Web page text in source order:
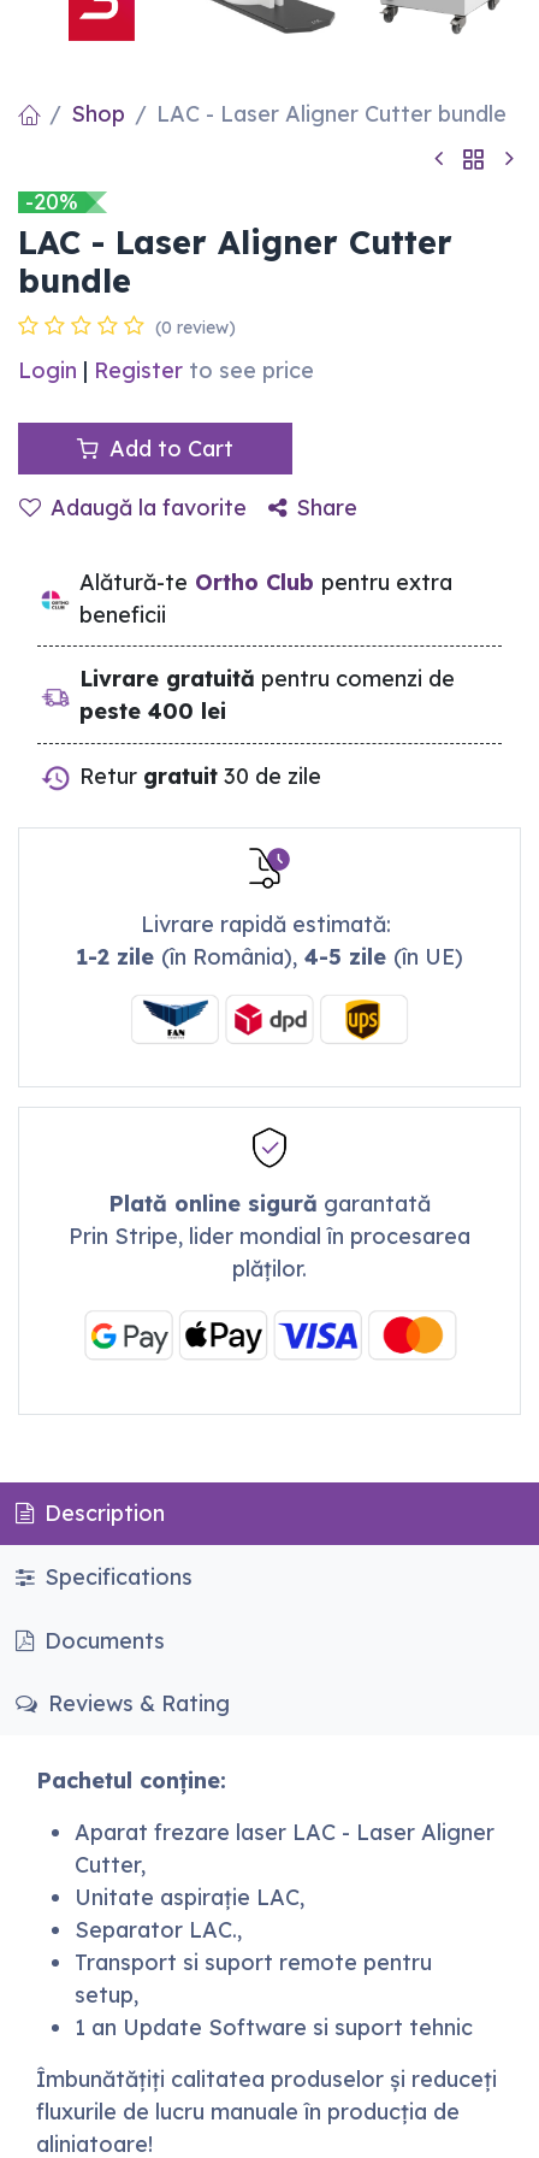
Shop LAC - Laser Aligner Cutter bundle
-20%
LAC - Laser Aligner Cutter
bundle
(0 review)
Login | Register to see price
Add to Cart
Adaugă la favorite Share
Alătură-te Ortho Club pentru extra
beneficii
Livrare gratuită pentru comenzi de
peste 400 lei
Retur gratuit 30 de zile
Livrare rapidă estimată:
1-2 zile (în România),4-5 zile (în UE)
Plată online sigură garantată
Prin Stripe, lider mondial în procesarea
plăților.
Description
Specifications
Documents
Reviews & Rating
Pachetul conține:
Aparat frezare laser LAC - Laser Aligner
Cutter,
Unitate aspirație LAC,
Separator LAC.,
Transport si suport remote pentru
setup,
1 an Update Software si suport tehnic
Îmbunătățiți calitatea produselor și reduceți
fluxurile de lucru manuale în producția de
aliniatoare!